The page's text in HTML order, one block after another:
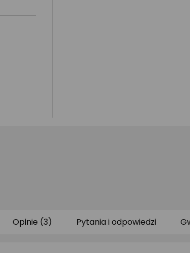
Opinie (3) Pytania i odpowiedzi